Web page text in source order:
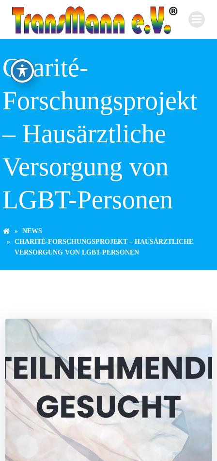
Inhalt
springen
Charité-
Forschungsprojekt
– Hausärztliche
Versorgung von
LGBT-Personen
NEWS
CHARITÉ-FORSCHUNGSPROJEKT – HAUSÄRZTLICHE
VERSORGUNG VON LGBT-PERSONEN